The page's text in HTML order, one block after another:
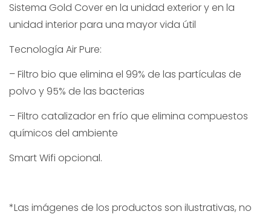
Sistema Gold Cover en la unidad exterior y en la
unidad interior para una mayor vida útil
Tecnología Air Pure:
– Filtro bio que elimina el 99% de las partículas de
polvo y 95% de las bacterias
– Filtro catalizador en frío que elimina compuestos
químicos del ambiente
Smart Wifi opcional.
*Las imágenes de los productos son ilustrativas, no